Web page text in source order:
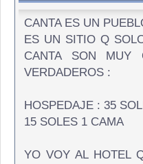
CANTA ES UN
ES UN SITIO Q
CANTA SON MUY
VERDADEROS :
HOSPEDAJE : 35
15 SOLES 1 CAMA
YO VOY AL HOTEL